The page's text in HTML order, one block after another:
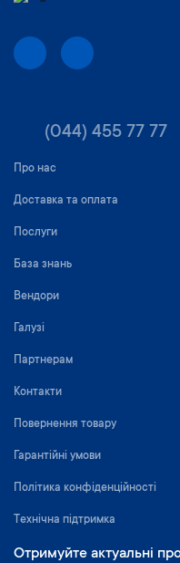
(044) 455 77 77
Про нас
Доставка та оплата
Послуги
База знань
Вендори
Галузі
Партнерам
Контакти
Повернення товару
Гарантійні умови
Політика конфіденційності
Технічна підтримка
Отримуйте актуальні